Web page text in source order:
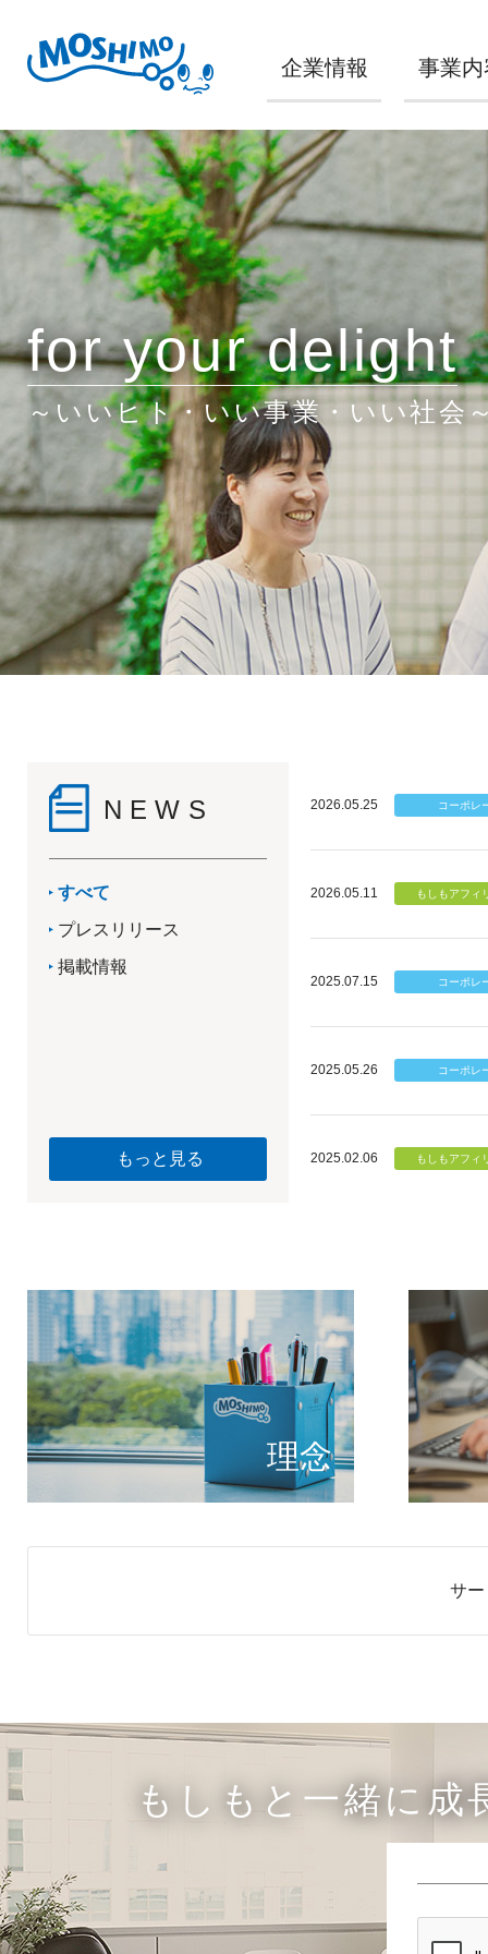
企業情報 事業内
for your delight
～いいヒト・いい事業・いい社会
NEWS
すべて
プレスリリース
掲載情報
もっと見る
2026.05.25
2026.05.11
2025.07.15
2025.05.26
2025.02.06
理念
個のチ
もしもが描く未
サ
もしもと一緒に成